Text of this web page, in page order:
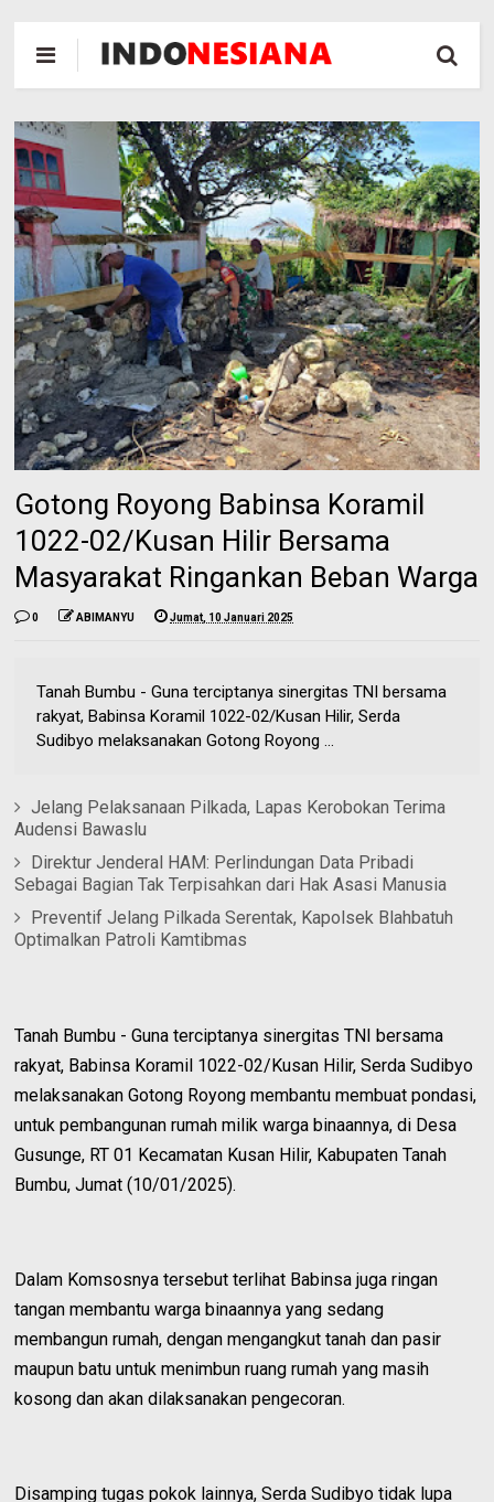
Gotong Royong Babinsa Koramil
1022-02/Kusan Hilir Bersama
Masyarakat Ringankan Beban Warga
0 ABIMANYU Jumat, 10 Januari 2025
Tanah Bumbu - Guna terciptanya sinergitas TNI bersama
rakyat, Babinsa Koramil 1022-02/Kusan Hilir, Serda
Sudibyo melaksanakan Gotong Royong ...
Jelang Pelaksanaan Pilkada, Lapas Kerobokan Terima
Audensi Bawaslu
Direktur Jenderal HAM: Perlindungan Data Pribadi
Sebagai Bagian Tak Terpisahkan dari Hak Asasi Manusia
Preventif Jelang Pilkada Serentak, Kapolsek Blahbatuh
Optimalkan Patroli Kamtibmas
Tanah Bumbu - Guna terciptanya sinergitas TNI bersama
rakyat, Babinsa Koramil 1022-02/Kusan Hilir, Serda Sudibyo
melaksanakan Gotong Royong membantu membuat pondasi,
untuk pembangunan rumah milik warga binaannya, di Desa
Gusunge, RT 01 Kecamatan Kusan Hilir, Kabupaten Tanah
Bumbu, Jumat (10/01/2025).
Dalam Komsosnya tersebut terlihat Babinsa juga ringan
tangan membantu warga binaannya yang sedang
membangun rumah, dengan mengangkut tanah dan pasir
maupun batu untuk menimbun ruang rumah yang masih
kosong dan akan dilaksanakan pengecoran.
Disamping tugas pokok lainnya, Serda Sudibyo tidak lupa